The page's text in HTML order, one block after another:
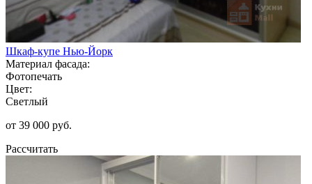
Шкаф-купе Нью-Йорк
Материал фасада:
Фотопечать
Цвет:
Светлый
от 39 000 руб.
Рассчитать